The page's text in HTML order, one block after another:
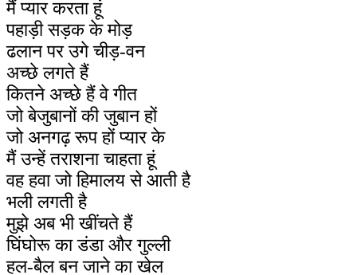
मैं प्यार करता हूं
पहाड़ी सड़क के मोड़
ढलान पर उगे चीड़-वन
अच्छे लगते हैं
कितने अच्छे हैं वे गीत
जो बेजुबानों की जुबान हों
जो अनगढ़ रूप हों प्यार के
मैं उन्हें तराशना चाहता हूं
वह हवा जो हिमालय से आती है
भली लगती है
मुझे अब भी खींचते हैं
घिंघोरू का डंडा और गुल्ली
हल-बैल बन जाने का खेल